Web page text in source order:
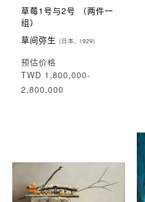
草莓1号与2号 （两件一
组）
草间弥生 (日本, 1929)
预估价格
TWD 1,800,000-
2,800,000